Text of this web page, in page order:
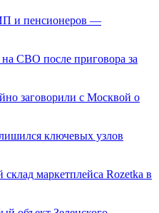
и пенсионеров —
на СВО после приговора за
заговорили с Москвой о
ключевых узлов
маркетплейса Rozetka в